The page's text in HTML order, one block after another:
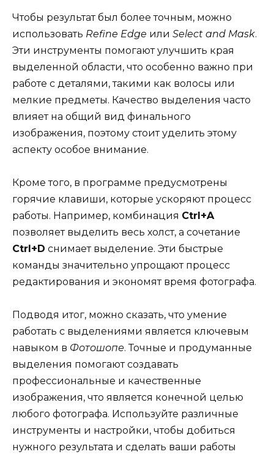
Чтобы результат был более точным, можно
использовать Refine Edge или Select and Mask.
Эти инструменты помогают улучшить края
выделенной области, что особенно важно при
работе с деталями, такими как волосы или
мелкие предметы. Качество выделения часто
влияет на общий вид финального
изображения, поэтому стоит уделить этому
аспекту особое внимание.
Кроме того, в программе предусмотрены
горячие клавиши, которые ускоряют процесс
работы. Например, комбинация Ctrl+A
позволяет выделить весь холст, а сочетание
Ctrl+D снимает выделение. Эти быстрые
команды значительно упрощают процесс
редактирования и экономят время фотографа.
Подводя итог, можно сказать, что умение
работать с выделениями является ключевым
навыком в Фотошопе. Точные и продуманные
выделения помогают создавать
профессиональные и качественные
изображения, что является конечной целью
любого фотографа. Используйте различные
инструменты и настройки, чтобы добиться
нужного результата и сделать ваши работы